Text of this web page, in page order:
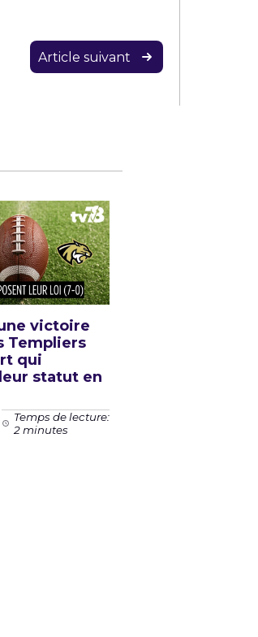
Article suivant
victoire
Templiers
qui
statut en
Temps de lecture:
2 minutes